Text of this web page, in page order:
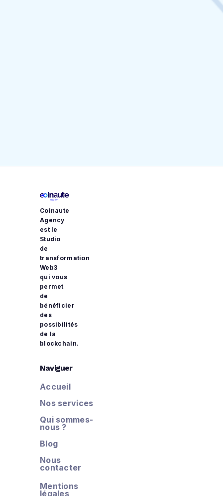
Coinaute
Agency
est le
Studio
de
transformation
Web3
qui vous
permet
de
bénéficier
des
possibilités
de la
blockchain.
Naviguer
Accueil
Nos services
Qui sommes-
nous ?
Blog
Nous
contacter
Mentions
légales